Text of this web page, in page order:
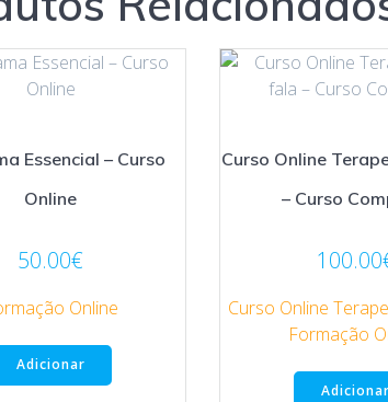
Essencial – Curso
Online
50.00€
Online
Adicionar
Curso Online
– Curso
100.00
Curso Online
Formação
Adicionar